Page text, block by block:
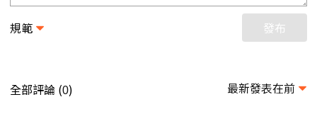
規範 發布
全部評論 (0) 最新發表在前